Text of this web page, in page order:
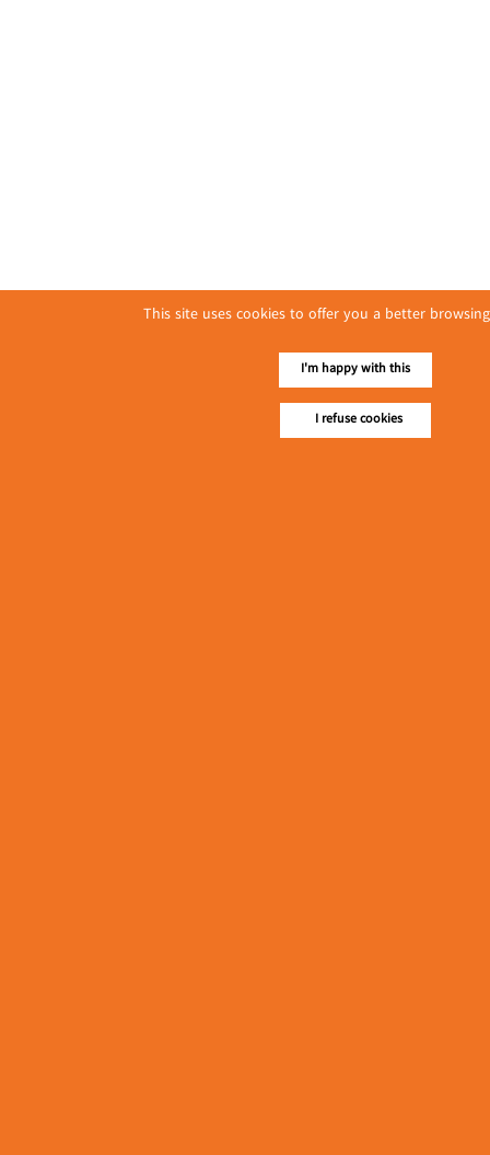
This site uses cookies to offer you a better
I'm happy with this
I refuse cookies